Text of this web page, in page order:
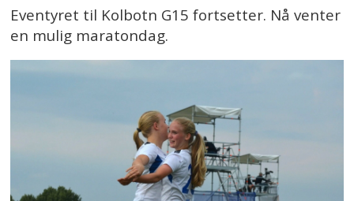
Eventyret til Kolbotn G15 fortsetter. Nå venter
en mulig maratondag.